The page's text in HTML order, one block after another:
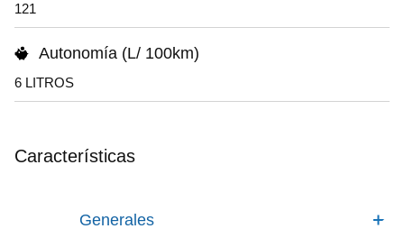
121
Autonomía (L/ 100km)
6 LITROS
Características
Generales